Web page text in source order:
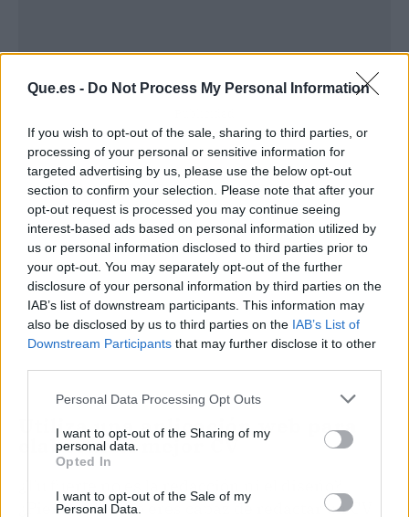
Que.es - Do Not Process My Personal Information
If you wish to opt-out of the sale, sharing to third parties, or
processing of your personal or sensitive information for
targeted advertising by us, please use the below opt-out
section to confirm your selection. Please note that after your
opt-out request is processed you may continue seeing
interest-based ads based on personal information utilized by
us or personal information disclosed to third parties prior to
your opt-out. You may separately opt-out of the further
disclosure of your personal information by third parties on the
IAB’s list of downstream participants. This information may
also be disclosed by us to third parties on the IAB’s List of
Downstream Participants that may further disclose it to other
Personal Data Processing Opt Outs
I want to opt-out of the Sharing of my
personal data.
Opted In
I want to opt-out of the Sale of my
Personal Data.
Utiliza una aplicación web para
elaborar el mejor CV
¿Piensas que no eres capaz de redactar un CV